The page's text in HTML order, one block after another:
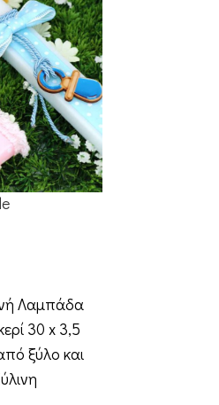
Λαμπάδα
30 x 3,5
ξύλο και